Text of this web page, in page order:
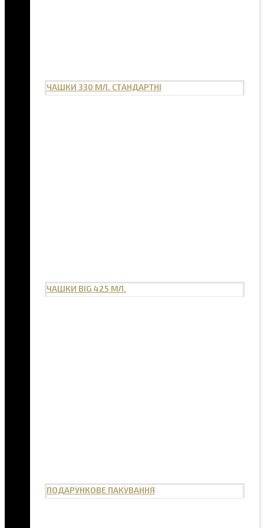
ЧАШКИ 330 МЛ. СТАНДАРТНІ
ЧАШКИ BIG 425 МЛ.
ПОДАРУНКОВЕ ПАКУВАННЯ